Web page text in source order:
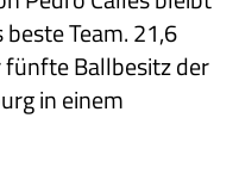
Team. 21,6
fünfte Ballbesitz der
in einem